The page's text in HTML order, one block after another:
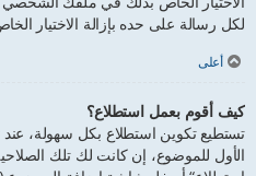
لكل رسالة على حده بإزالة الاختيار
أعلى
كيف أقوم بعمل استطلاع؟
تستطيع تكوين استطلاع بكل سهولة،
الأول للموضوع، إن كانت لك تلك